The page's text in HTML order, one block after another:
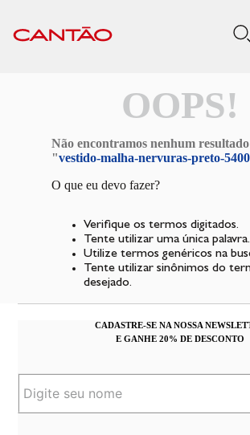
OOPS!
Não encontramos nenhum
"vestido-malha-nervuras-preto-
O que eu devo fazer?
Verifique os termos digitados.
Tente utilizar uma única palavra.
Utilize termos genéricos na
Tente utilizar sinônimos do
desejado.
CADASTRE-SE NA NOSSA
E GANHE 20% DE DESCONTO